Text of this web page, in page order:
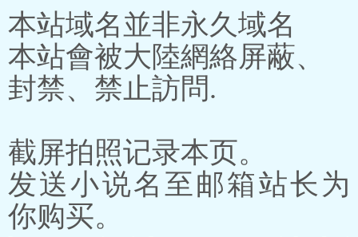
本站域名並非永久域名
本站會被大陸網絡屏蔽、
封禁、禁止訪問.
截屏拍照记录本页。
发送小说名至邮箱站长为
你购买。